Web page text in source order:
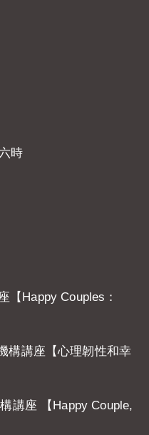
時
【Happy Couples：
構講座【心理韌性和幸
講座 【Happy Couple,